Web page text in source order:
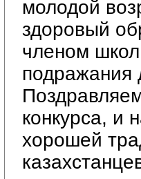
молодой
здоровый
членом
подражания
конкурса, и
хорошей